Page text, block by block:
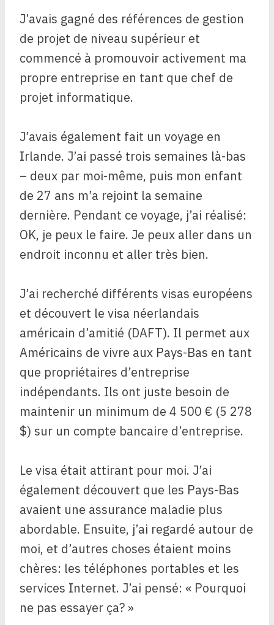
J’avais gagné des références de gestion
de projet de niveau supérieur et
commencé à promouvoir activement ma
propre entreprise en tant que chef de
projet informatique.
J’avais également fait un voyage en
Irlande. J’ai passé trois semaines là-bas
– deux par moi-même, puis mon enfant
de 27 ans m’a rejoint la semaine
dernière. Pendant ce voyage, j’ai réalisé:
OK, je peux le faire. Je peux aller dans un
endroit inconnu et aller très bien.
J’ai recherché différents visas européens
et découvert le visa néerlandais
américain d’amitié (DAFT). Il permet aux
Américains de vivre aux Pays-Bas en tant
que propriétaires d’entreprise
indépendants. Ils ont juste besoin de
maintenir un minimum de 4 500 € (5 278
$) sur un compte bancaire d’entreprise.
Le visa était attirant pour moi. J’ai
également découvert que les Pays-Bas
avaient une assurance maladie plus
abordable. Ensuite, j’ai regardé autour de
moi, et d’autres choses étaient moins
chères: les téléphones portables et les
services Internet. J’ai pensé: « Pourquoi
ne pas essayer ça? »